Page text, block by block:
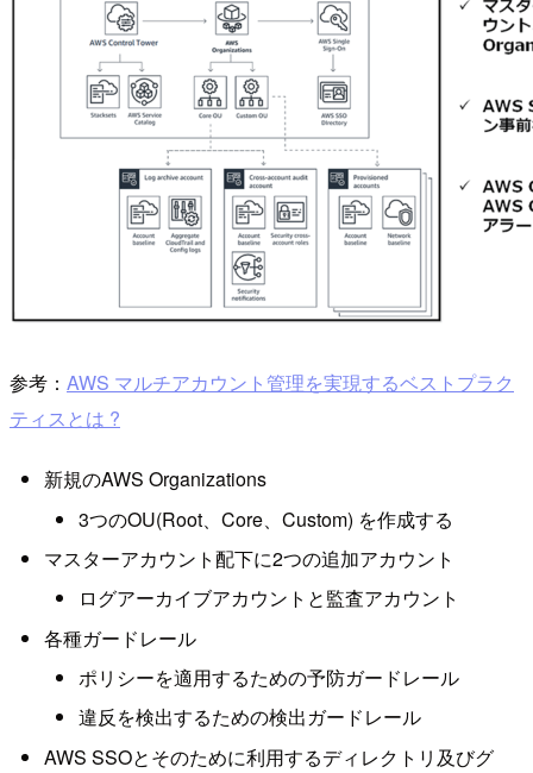
参考： AWS マルチアカウント管理を実現するベストプラク
ティスとは ?
新規のAWS Organizations
3つのOU(Root、Core、Custom) を作成する
マスターアカウント配下に2つの追加アカウント
ログアーカイブアカウントと監査アカウント
各種ガードレール
ポリシーを適用するための予防ガードレール
違反を検出するための検出ガードレール
AWS SSOとそのために利用するディレクトリ及びグ